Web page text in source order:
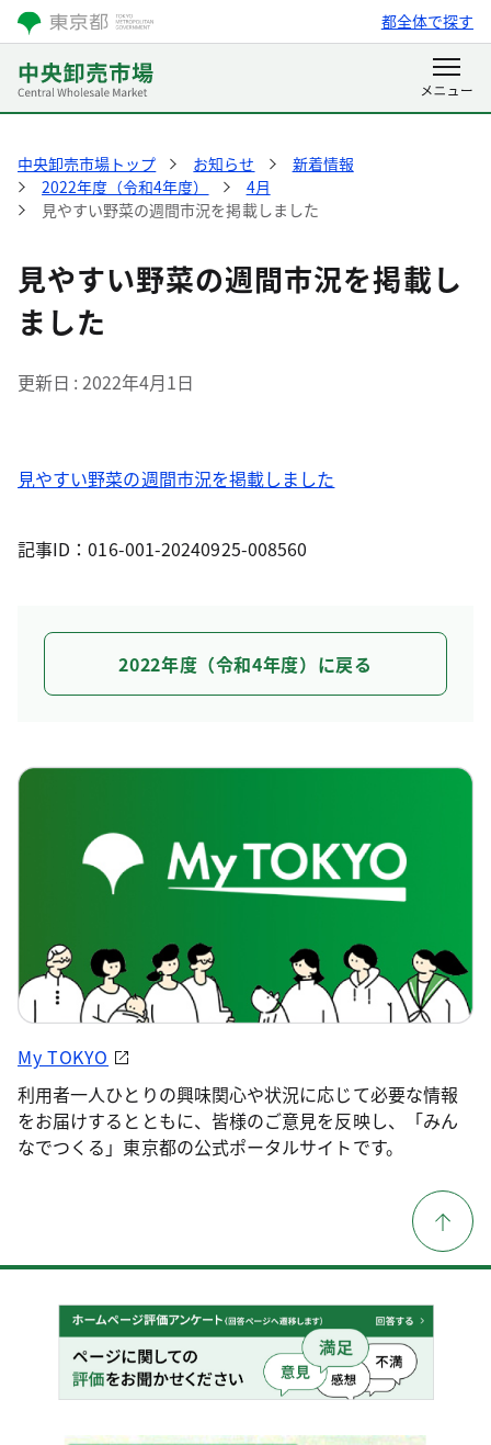
都全体で探す
中央卸売市場トップ お知らせ
新着情報
2022年度（令和4年度）
4月
見やすい野菜の週間市況を掲載しました
見やすい野菜の週間市況を掲載し
ました
更新日 2022年4月1日
見やすい野菜の週間市況を掲載しました
記事ID：016-001-20240925-008560
2022年度（令和4年度）に戻る
My TOKYO
利用者一人ひとりの興味関心や状況に応じて必要な情報
をお届けするとともに、皆様のご意見を反映し、「みん
なでつくる」東京都の公式ポータルサイトです。